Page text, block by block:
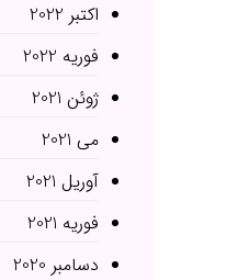
اکتبر 2022
فوریه 2022
ژوئن 2021
می 2021
آوریل 2021
فوریه 2021
دسامبر 2020